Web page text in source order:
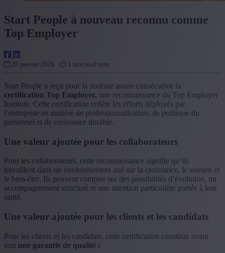
Start People à nouveau reconnu comme
Top Employer
20 janvier 2026 · 1 min read time
Start People a reçu pour la sixième année consécutive la
certification Top Employer, une reconnaissance du Top Employer
Institute. Cette certification reflète les efforts déployés par
l’entreprise en matière de professionnalisation, de politique du
personnel et de croissance durable.
Une valeur ajoutée pour les collaborateurs
Pour les collaborateurs, cette reconnaissance signifie qu’ils
travaillent dans un environnement axé sur la croissance, le soutien et
le bien‑être. Ils peuvent compter sur des possibilités d’évolution, un
accompagnement structuré et une attention particulière portée à leur
santé.
Une valeur ajoutée pour les clients et les candidats
Pour les clients et les candidats, cette certification constitue avant
tout une garantie de qualité :